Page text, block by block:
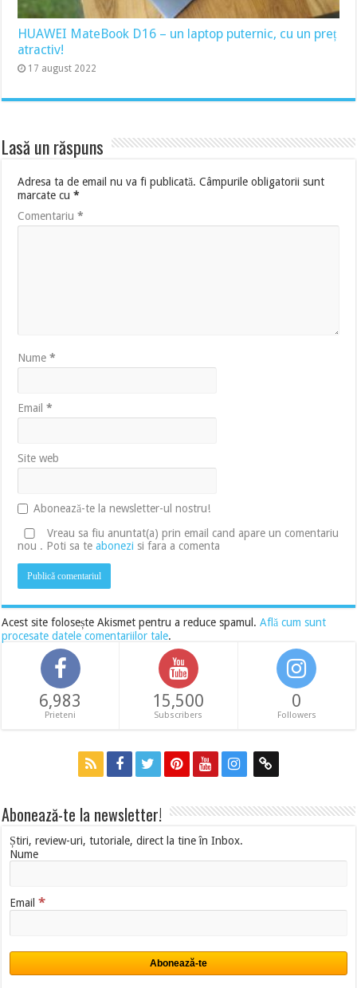
HUAWEI MateBook D16 – un laptop puternic, cu un preț
atractiv!
17 august 2022
Lasă un răspuns
Adresa ta de email nu va fi publicată. Câmpurile obligatorii sunt
marcate cu*
Comentariu*
Nume*
Email*
Site web
Abonează-te la newsletter-ul nostru!
Vreau sa fiu anuntat(a) prin email cand apare un comentariu
nou . Poti sa teabonezi si fara a comenta
Acest site folosește Akismet pentru a reduce spamul.Află cum sunt
procesate datele comentariilor tale.
6,983
Prieteni
15,500
Subscribers
0
Followers
Abonează-te la newsletter!
Știri, review-uri, tutoriale, direct la tine în Inbox.
Nume
Email*